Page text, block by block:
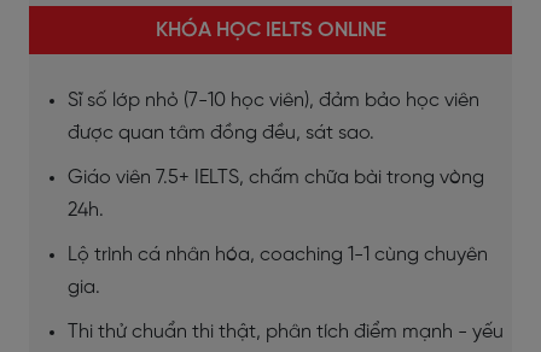
KHÓA HỌC IELTS ONLINE
Sĩ số lớp nhỏ (7-10 học viên), đảm bảo học viên
được quan tâm đồng đều, sát sao.
Giáo viên 7.5+ IELTS, chấm chữa bài trong vòng
24h.
Lộ trình cá nhân hóa, coaching 1-1 cùng chuyên
gia.
Thi thử chuẩn thi thật, phân tích điểm mạnh - yếu